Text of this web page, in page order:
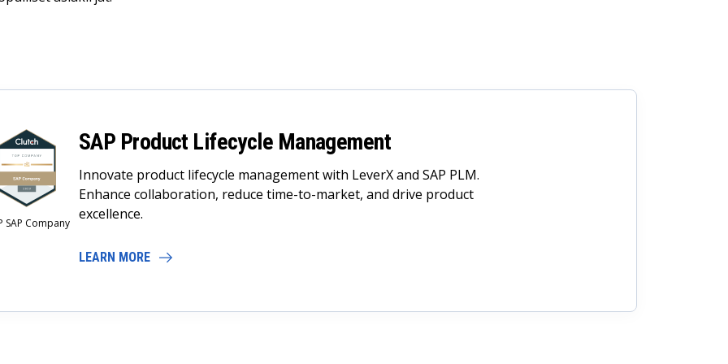
SAP Company
SAP Product Lifecycle Management
Innovate product lifecycle management with LeverX and SAP PLM.
Enhance collaboration, reduce time-to-market, and drive product
excellence.
LEARN MORE